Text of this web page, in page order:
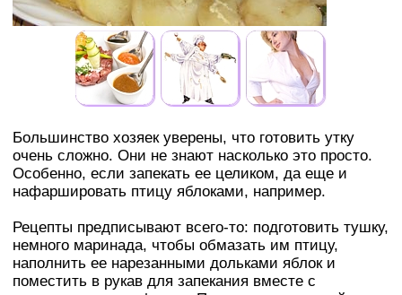
Большинство хозяек уверены, что готовить утку
очень сложно. Они не знают насколько это просто.
Особенно, если запекать ее целиком, да еще и
нафаршировать птицу яблоками, например.
Рецепты предписывают всего-то: подготовить тушку,
немного маринада, чтобы обмазать им птицу,
наполнить ее нарезанными дольками яблок и
поместить в рукав для запекания вместе с